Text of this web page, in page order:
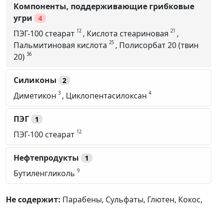
Компоненты, поддерживающие грибковые
угри
4
ПЭГ-100 стеарат 12 , Кислота стеариновая 21 ,
Пальмитиновая кислота 25 , Полисорбат 20 (твин
20) 36
Силиконы 2
Диметикон 3 , Циклопентасилоксан 4
ПЭГ 1
ПЭГ-100 стеарат 12
Нефтепродукты 1
Бутиленгликоль 9
Не содержит: Парабены, Сульфаты, Глютен, Кокос,